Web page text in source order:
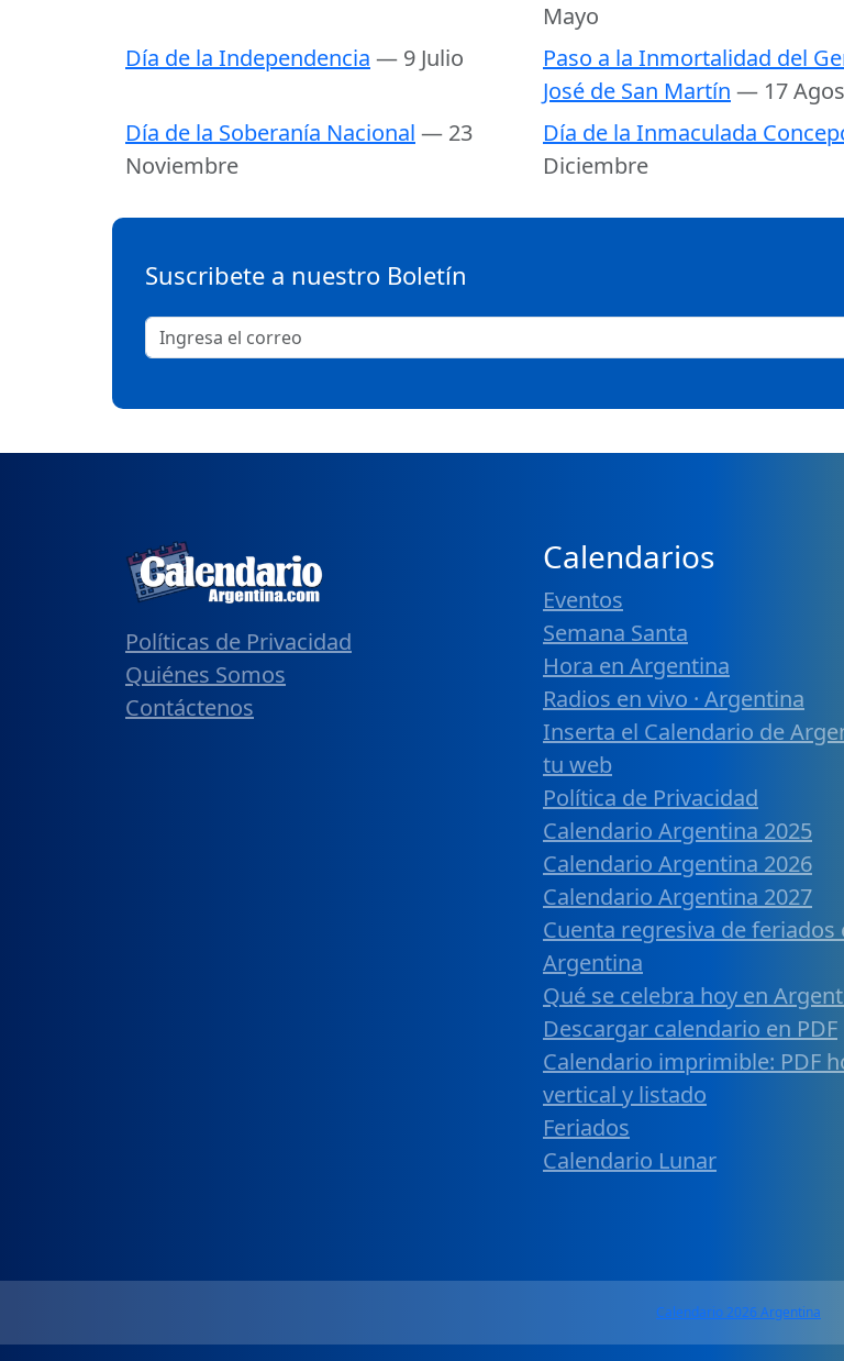
Mayo
Día de la Independencia — 9 Julio
Paso a la Inmortalidad del
José de San Martín — 17
Día de la Soberanía Nacional — 23
Noviembre
Día de la Inmaculada
Diciembre
Suscribete a nuestro Boletín
Políticas de Privacidad
Quiénes Somos
Contáctenos
Calendarios
Eventos
Semana Santa
Hora en Argentina
Radios en vivo · Argentina
Inserta el Calendario de
tu web
Política de Privacidad
Calendario Argentina 2025
Calendario Argentina 2026
Calendario Argentina 2027
Cuenta regresiva de feriados
Argentina
Qué se celebra hoy en
Descargar calendario en PDF
Calendario imprimible: PDF
vertical y listado
Feriados
Calendario Lunar
Calendario 2026 Argentina